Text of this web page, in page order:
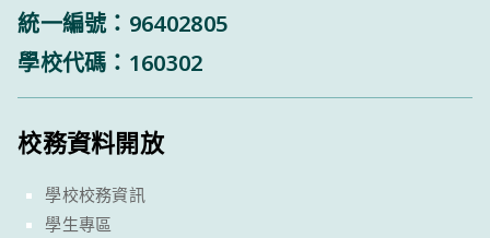
統一編號：96402805
學校代碼：160302
校務資料開放
學校校務資訊
學生專區